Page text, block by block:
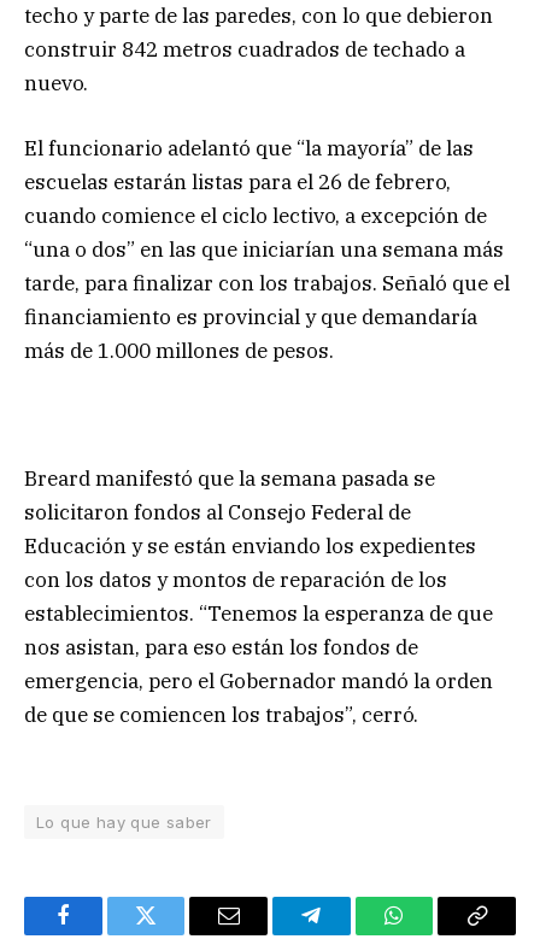
techo y parte de las paredes, con lo que debieron
construir 842 metros cuadrados de techado a
nuevo.
El funcionario adelantó que “la mayoría” de las
escuelas estarán listas para el 26 de febrero,
cuando comience el ciclo lectivo, a excepción de
“una o dos” en las que iniciarían una semana más
tarde, para finalizar con los trabajos. Señaló que el
financiamiento es provincial y que demandaría
más de 1.000 millones de pesos.
Breard manifestó que la semana pasada se
solicitaron fondos al Consejo Federal de
Educación y se están enviando los expedientes
con los datos y montos de reparación de los
establecimientos. “Tenemos la esperanza de que
nos asistan, para eso están los fondos de
emergencia, pero el Gobernador mandó la orden
de que se comiencen los trabajos”, cerró.
Lo que hay que saber
FacebookTwitter Email TelegramWhatsAppCopy